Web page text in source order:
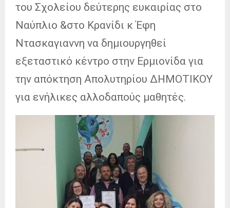
του Σχολείου δεύτερης ευκαιρίας στο
Ναύπλιο &στο Κρανίδι κ Έφη
Ντασκαγιαννη να δημιουργηθεί
εξεταστικό κέντρο στην Ερμιονίδα για
την απόκτηση Απολυτηρίου ΔΗΜΟΤΙΚΟΥ
για ενήλικες αλλοδαπούς μαθητές.